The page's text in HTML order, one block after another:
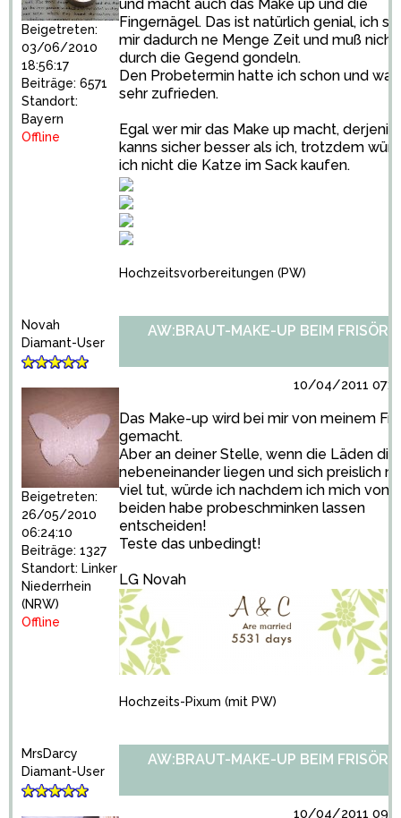
Beigetreten:
03/06/2010
18:56:17
Beiträge: 6571
Standort:
Bayern
Offline
und macht auch das Make up und die
Fingernägel. Das ist natürlich genial, ich
mir dadurch ne Menge Zeit und muß nicht
durch die Gegend gondeln.
Den Probetermin hatte ich schon und war
sehr zufrieden.
Egal wer mir das Make up macht,
kanns sicher besser als ich, trotzdem
ich nicht die Katze im Sack kaufen.
Hochzeitsvorbereitungen (PW)
Novah
Diamant-User
Beigetreten:
26/05/2010
06:24:10
Beiträge: 1327
Standort: Linker
Niederrhein
(NRW)
Offline
AW:BRAUT-MAKE-UP BEIM FRISÖR?
10/04/2011
Das Make-up wird bei mir von meinem
gemacht.
Aber an deiner Stelle, wenn die Läden
nebeneinander liegen und sich preislich
viel tut, würde ich nachdem ich mich von
beiden habe probeschminken lassen
entscheiden!
Teste das unbedingt!
LG Novah
Hochzeits-Pixum (mit PW)
MrsDarcy
Diamant-User
AW:BRAUT-MAKE-UP BEIM FRISÖR?
10/04/2011